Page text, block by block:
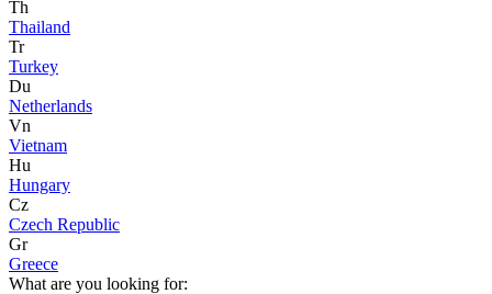
Th
Thailand
Tr
Turkey
Du
Netherlands
Vn
Vietnam
Hu
Hungary
Cz
Czech Republic
Gr
Greece
What are you looking for: